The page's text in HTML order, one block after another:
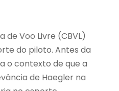
de Voo Livre (CBVL)
do piloto. Antes da
o contexto de que a
de Haegler na